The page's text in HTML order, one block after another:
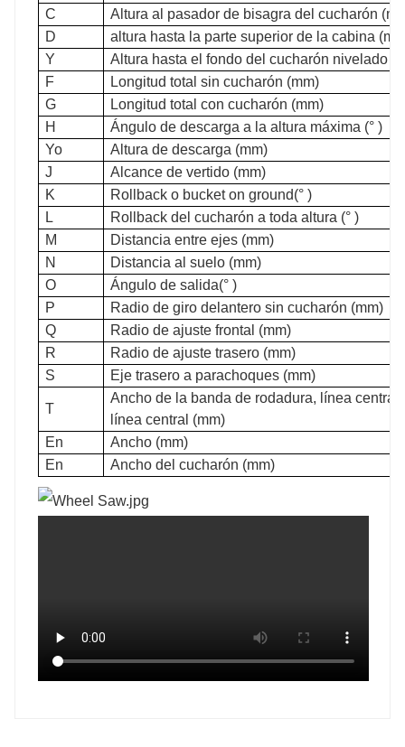
C
Altura al pasador de bisagra del cucharón
D
altura hasta la parte superior de la cabina
Y
Altura hasta el fondo del cucharón nivelado
F
Longitud total sin cucharón (mm)
G
Longitud total con cucharón (mm)
H
Ángulo de descarga a la altura máxima (° )
Yo
Altura de descarga (mm)
J
Alcance de vertido (mm)
K
Rollback o bucket on ground(° )
L
Rollback del cucharón a toda altura (° )
M
Distancia entre ejes (mm)
N
Distancia al suelo (mm)
O
Ángulo de salida(° )
P
Radio de giro delantero sin cucharón (mm)
Q
Radio de ajuste frontal (mm)
R
Radio de ajuste trasero (mm)
S
Eje trasero a parachoques (mm)
T
Ancho de la banda de rodadura, línea central
línea central (mm)
En
Ancho (mm)
En
Ancho del cucharón (mm)